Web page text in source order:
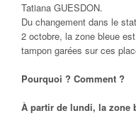
Tatiana GUESDON.
Du changement dans le
2 octobre, la zone bleue
tampon garées sur ces
Pourquoi ? Comment ?
À partir de lundi, la zone